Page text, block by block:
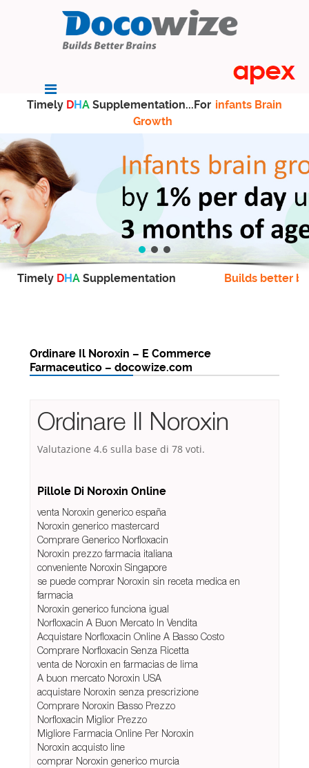
Timely DHA Supplementation...For infants Brain
Growth
Timely DHA Supplementation Builds better
Ordinare Il Noroxin – E Commerce
Farmaceutico – docowize.com
Ordinare Il Noroxin
Valutazione 4.6 sulla base di 78 voti.
Pillole Di Noroxin Online
venta Noroxin generico españa
Noroxin generico mastercard
Comprare Generico Norfloxacin
Noroxin prezzo farmacia italiana
conveniente Noroxin Singapore
se puede comprar Noroxin sin receta medica en
farmacia
Noroxin generico funciona igual
Norfloxacin A Buon Mercato In Vendita
Acquistare Norfloxacin Online A Basso Costo
Comprare Norfloxacin Senza Ricetta
venta de Noroxin en farmacias de lima
A buon mercato Noroxin USA
acquistare Noroxin senza prescrizione
Comprare Noroxin Basso Prezzo
Norfloxacin Miglior Prezzo
Migliore Farmacia Online Per Noroxin
Noroxin acquisto line
comprar Noroxin generico murcia